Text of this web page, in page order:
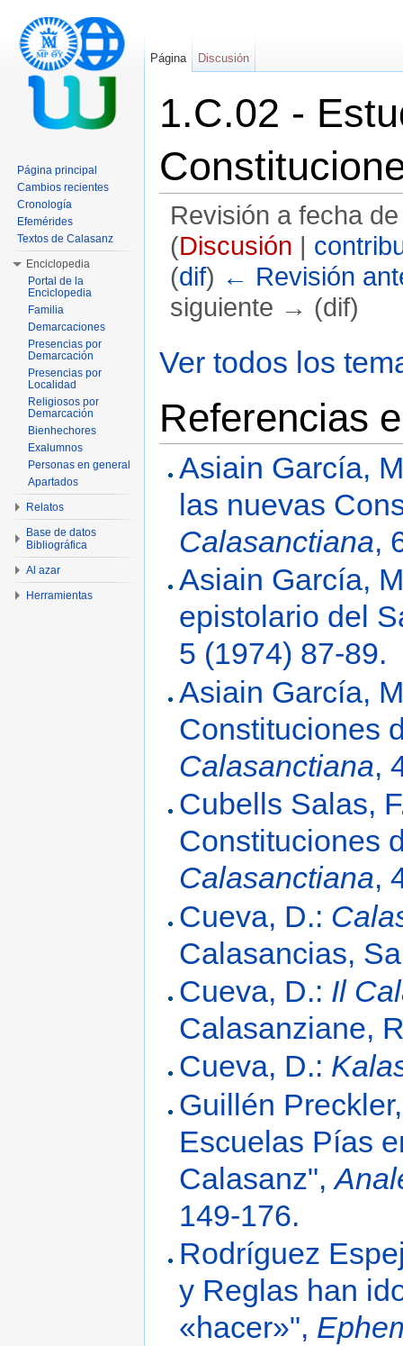
1.C.02 -
Revisión a fecha
(Discusión |
(dif) ← Revisión
siguiente → (dif)
Ver todos los
Referencias
Asiain García,
las nuevas
Calasanctiana,
Asiain García,
epistolario del
5 (1974) 87-89.
Asiain García,
Constituciones
Calasanctiana,
Cubells Salas,
Constituciones
Calasanctiana,
Cueva, D.:
Calasancias,
Cueva, D.: Il
Calasanziane,
Cueva, D.:
Guillén
Escuelas Pías
Calasanz",
149-176.
Rodríguez
y Reglas han
«hacer»",
Página Discusión
Página principal
Cambios recientes
Cronología
Efemérides
Textos de Calasanz
Enciclopedia
Portal de la
Enciclopedia
Familia
Demarcaciones
Presencias por
Demarcación
Presencias por
Localidad
Religiosos por
Demarcación
Bienhechores
Exalumnos
Personas en general
Apartados
Relatos
Base de datos
Bibliográfica
Al azar
Herramientas